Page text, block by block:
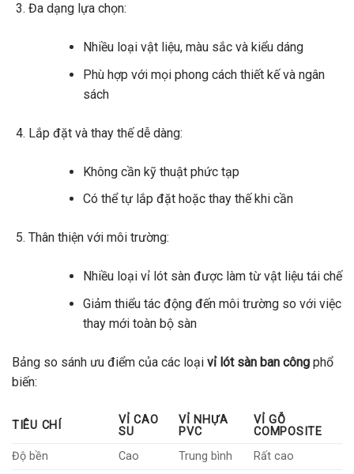
Đa dạng lựa chọn:
Nhiều loại vật liệu, màu sắc và kiểu dáng
Phù hợp với mọi phong cách thiết kế và ngân
sách
Lắp đặt và thay thế dễ dàng:
Không cần kỹ thuật phức tạp
Có thể tự lắp đặt hoặc thay thế khi cần
Thân thiện với môi trường:
Nhiều loại vỉ lót sàn được làm từ vật liệu tái chế
Giảm thiểu tác động đến môi trường so với việc
thay mới toàn bộ sàn
Bảng so sánh ưu điểm của các loại vỉ lót sàn ban công phổ
biến:
TIÊU CHÍ
VỈ CAO
SU
VỈ NHỰA
PVC
VỈ GỖ
COMPOSITE
Độ bền
Cao Trung bình
Rất cao